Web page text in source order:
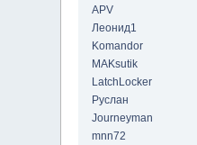
APV
Леонид1
Komandor
MAKsutik
LatchLocker
Руслан
Journeyman
mnn72